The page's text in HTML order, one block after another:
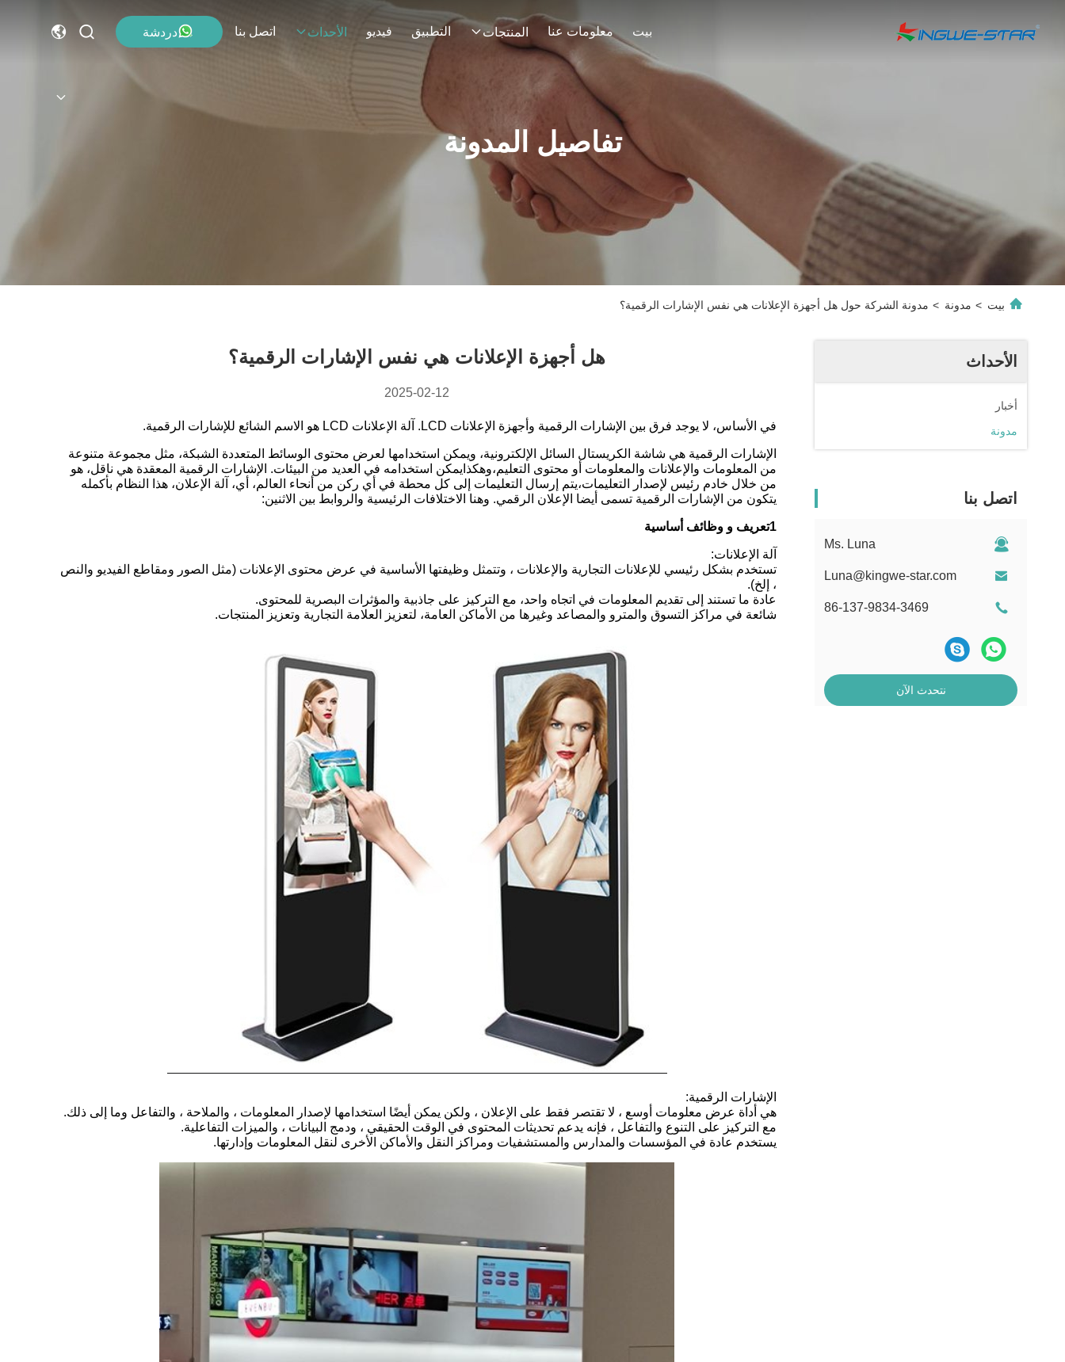
بيت معلومات عنا المنتجات التطبيق فيديو الأحداث اتصل بنا دردشة
تفاصيل المدونة
بيت > مدونة > مدونة الشركة حول هل أجهزة الإعلانات هي نفس الإشارات الرقمية؟
الأحداث
أخبار
مدونة
اتصل بنا
Ms. Luna
Luna@kingwe-star.com
86-137-9834-3469
نتحدث الآن
هل أجهزة الإعلانات هي نفس الإشارات الرقمية؟
2025-02-12
في الأساس، لا يوجد فرق بين الإشارات الرقمية وأجهزة الإعلانات LCD. آلة الإعلانات LCD هو الاسم الشائع للإشارات الرقمية.
الإشارات الرقمية هي شاشة الكريستال السائل الإلكترونية، ويمكن استخدامها لعرض محتوى الوسائط المتعددة الشبكة، مثل مجموعة متنوعة
من المعلومات والإعلانات والمعلومات أو محتوى التعليم،وهكذايمكن استخدامه في العديد من البيئات. الإشارات الرقمية المعقدة هي ناقل، هو
من خلال خادم رئيس لإصدار التعليمات،يتم إرسال التعليمات إلى كل محطة في أي ركن من أنحاء العالم، أي، آلة الإعلان، هذا النظام بأكمله
يتكون من الإشارات الرقمية تسمى أيضا الإعلان الرقمي. وهنا الاختلافات الرئيسية والروابط بين الاثنين:
1تعريف و وظائف أساسية
آلة الإعلانات:
تستخدم بشكل رئيسي للإعلانات التجارية والإعلانات ، وتتمثل وظيفتها الأساسية في عرض محتوى الإعلانات (مثل الصور ومقاطع الفيديو والنص
، إلخ).
عادة ما تستند إلى تقديم المعلومات في اتجاه واحد، مع التركيز على جاذبية والمؤثرات البصرية للمحتوى.
شائعة في مراكز التسوق والمترو والمصاعد وغيرها من الأماكن العامة، لتعزيز العلامة التجارية وتعزيز المنتجات.
الإشارات الرقمية:
هي أداة عرض معلومات أوسع ، لا تقتصر فقط على الإعلان ، ولكن يمكن أيضًا استخدامها لإصدار المعلومات ، والملاحة ، والتفاعل وما إلى ذلك.
مع التركيز على التنوع والتفاعل ، فإنه يدعم تحديثات المحتوى في الوقت الحقيقي ، ودمج البيانات ، والميزات التفاعلية.
يستخدم عادة في المؤسسات والمدارس والمستشفيات ومراكز النقل والأماكن الأخرى لنقل المعلومات وإدارتها.